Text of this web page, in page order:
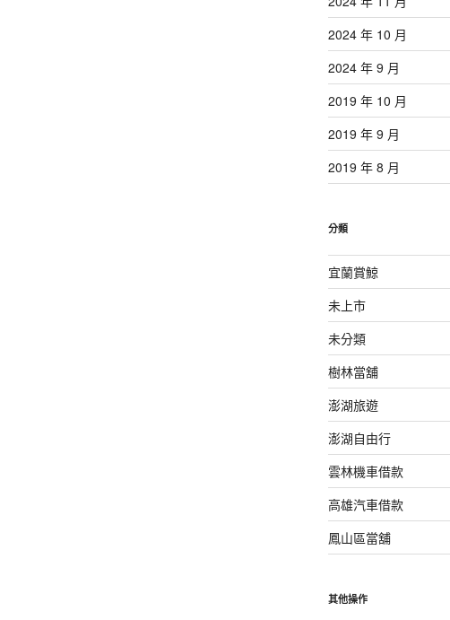
2024 年 10 月
2024 年 9 月
2019 年 10 月
2019 年 9 月
2019 年 8 月
分類
宜蘭賞鯨
未上市
未分類
樹林當舖
澎湖旅遊
澎湖自由行
雲林機車借款
高雄汽車借款
鳳山區當舖
其他操作